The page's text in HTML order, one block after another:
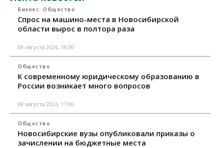
Бизнес Общество
Спрос на машино-места в Новосибирской
области вырос в полтора раза
08 августа 2026, 18:00
Общество
К современному юридическому образованию в
России возникает много вопросов
08 августа 2026, 17:00
Общество
Новосибирские вузы опубликовали приказы о
зачислении на бюджетные места